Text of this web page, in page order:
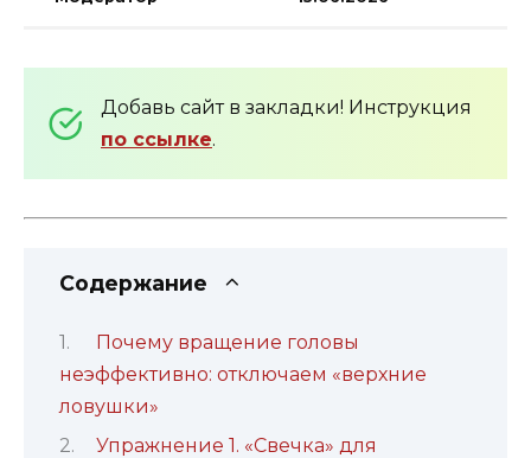
Добавь сайт в закладки! Инструкция
по ссылке.
Содержание
Почему вращение головы
неэффективно: отключаем «верхние
ловушки»
Упражнение 1. «Свечка» для